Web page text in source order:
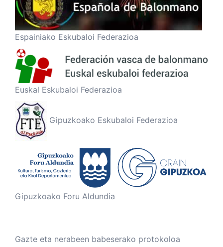
Espainiako Eskubaloi Federazioa
Euskal Eskubaloi Federazioa
Gipuzkoako Eskubaloi Federazioa
Gipuzkoako Foru Aldundia
Gazte eta nerabeen babeserako protokoloa